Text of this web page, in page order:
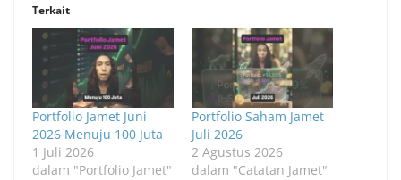
Terkait
Portfolio Jamet Juni
2026 Menuju 100 Juta
1 Juli 2026
dalam "Portfolio Jamet"
Portfolio Saham Jamet
Juli 2026
2 Agustus 2026
dalam "Catatan Jamet"